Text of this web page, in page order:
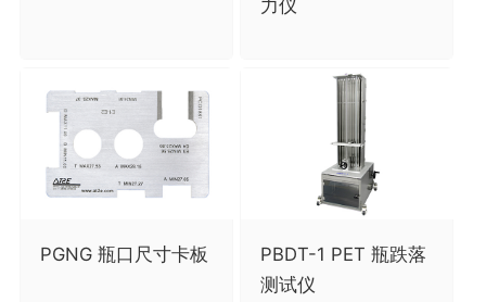
力仪
PGNG 瓶口尺寸卡板
PBDT-1 PET 瓶跌落
测试仪